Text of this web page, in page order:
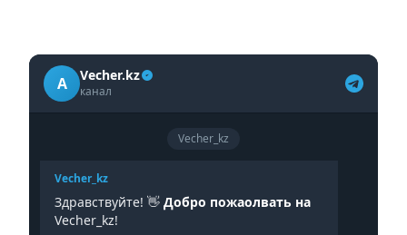
A Vecher.kz
канал
Vecher_kz
Vecher_kz
Здравствуйте! 👋 Добро пожаолвать на
Vecher_kz!